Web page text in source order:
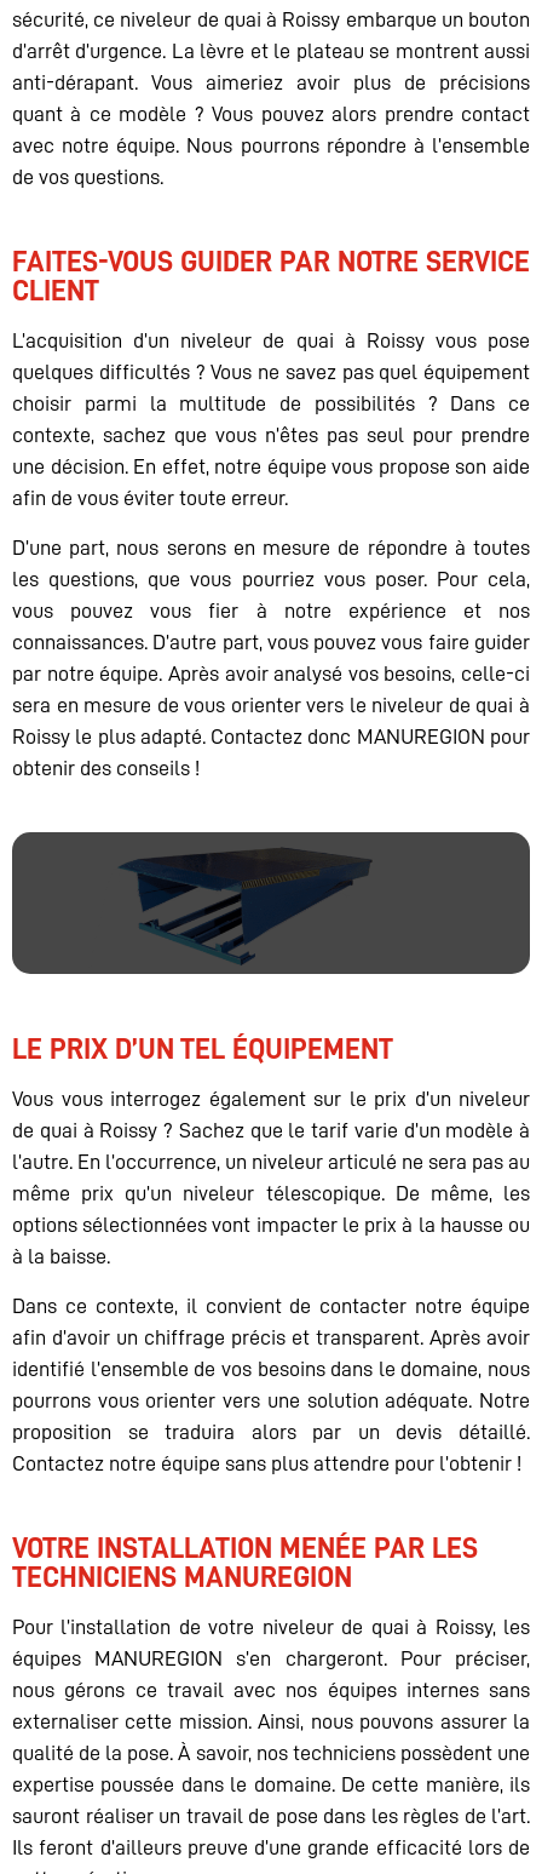
sécurité, ce niveleur de quai à Roissy embarque un bouton
d’arrêt d’urgence. La lèvre et le plateau se montrent aussi
anti-dérapant. Vous aimeriez avoir plus de précisions
quant à ce modèle ? Vous pouvez alors prendre contact
avec notre équipe. Nous pourrons répondre à l’ensemble
de vos questions.
FAITES-VOUS GUIDER PAR NOTRE SERVICE
CLIENT
L’acquisition d’un niveleur de quai à Roissy vous pose
quelques difficultés ? Vous ne savez pas quel équipement
choisir parmi la multitude de possibilités ? Dans ce
contexte, sachez que vous n’êtes pas seul pour prendre
une décision. En effet, notre équipe vous propose son aide
afin de vous éviter toute erreur.
D’une part, nous serons en mesure de répondre à toutes
les questions, que vous pourriez vous poser. Pour cela,
vous pouvez vous fier à notre expérience et nos
connaissances. D’autre part, vous pouvez vous faire guider
par notre équipe. Après avoir analysé vos besoins, celle-ci
sera en mesure de vous orienter vers le niveleur de quai à
Roissy le plus adapté. Contactez donc MANUREGION pour
obtenir des conseils !
LE PRIX D’UN TEL ÉQUIPEMENT
Vous vous interrogez également sur le prix d’un niveleur
de quai à Roissy ? Sachez que le tarif varie d’un modèle à
l’autre. En l’occurrence, un niveleur articulé ne sera pas au
même prix qu’un niveleur télescopique. De même, les
options sélectionnées vont impacter le prix à la hausse ou
à la baisse.
Dans ce contexte, il convient de contacter notre équipe
afin d’avoir un chiffrage précis et transparent. Après avoir
identifié l’ensemble de vos besoins dans le domaine, nous
pourrons vous orienter vers une solution adéquate. Notre
proposition se traduira alors par un devis détaillé.
Contactez notre équipe sans plus attendre pour l’obtenir !
VOTRE INSTALLATION MENÉE PAR LES
TECHNICIENS MANUREGION
Pour l’installation de votre niveleur de quai à Roissy, les
équipes MANUREGION s’en chargeront. Pour préciser,
nous gérons ce travail avec nos équipes internes sans
externaliser cette mission. Ainsi, nous pouvons assurer la
qualité de la pose. À savoir, nos techniciens possèdent une
expertise poussée dans le domaine. De cette manière, ils
sauront réaliser un travail de pose dans les règles de l’art.
Ils feront d’ailleurs preuve d’une grande efficacité lors de